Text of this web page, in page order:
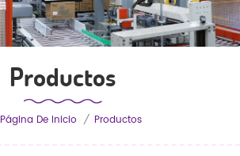
Productos
Página De Inicio / Productos